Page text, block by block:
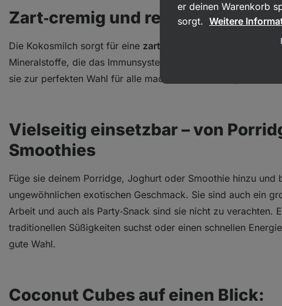
Zart‑cremig und reich an
Die Kokosmilch sorgt für eine zarte, cremige Konsistenz
Mineralstoffe, die das Immunsystem stärken und Energie
sie zur perfekten Wahl für alle macht, die auf Milchprodukte
Vielseitig einsetzbar – von
Smoothies
Füge sie deinem Porridge, Joghurt oder Smoothie hinzu und
ungewöhnlichen exotischen Geschmack. Sie sind auch ein
Arbeit und auch als Party‑Snack sind sie nicht zu verachten.
traditionellen Süßigkeiten suchst oder einen schnellen
gute Wahl.
Coconut Cubes auf einen Blick:
er deinen Warenkorb
sorgt. Weitere